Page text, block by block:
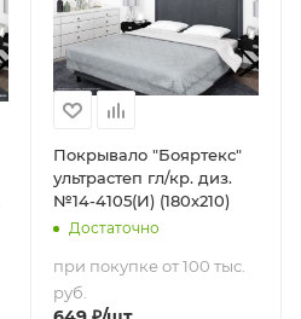
Покрывало "Бояртекс"
ультрастеп гл/кр. диз.
№14-4105(И) (180х210)
Достаточно
при покупке от 100 тыс.
руб.